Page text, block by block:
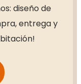
diseño de
entrega y